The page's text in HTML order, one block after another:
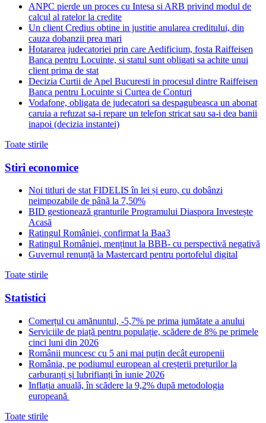
ANPC pierde un proces cu Intesa si ARB privind modul de
calcul al ratelor la credite
Un client Credius obtine in justitie anularea creditului, din
cauza dobanzii prea mari
Hotararea judecatoriei prin care Aedificium, fosta Raiffeisen
Banca pentru Locuinte, si statul sunt obligati sa achite unui
client prima de stat
Decizia Curtii de Apel Bucuresti in procesul dintre Raiffeisen
Banca pentru Locuinte si Curtea de Conturi
Vodafone, obligata de judecatori sa despagubeasca un abonat
caruia a refuzat sa-i repare un telefon stricat sau sa-i dea banii
inapoi (decizia instantei)
Toate stirile
Stiri economice
Noi titluri de stat FIDELIS în lei și euro, cu dobânzi
neimpozabile de pânã la 7,50%
BID gestionează granturile Programului Diaspora Investește
Acasă
Ratingul României, confirmat la Baa3
Ratingul României, menținut la BBB- cu perspectivă negativă
Guvernul renunță la Mastercard pentru portofelul digital
Toate stirile
Statistici
Comerțul cu amănuntul, -5,7% pe prima jumătate a anului
Serviciile de piață pentru populație, scădere de 8% pe primele
cinci luni din 2026
Românii muncesc cu 5 ani mai puțin decât europenii
România, pe podiumul european al creșterii prețurilor la
carburanți și lubrifianți în iunie 2026
Inflația anuală, în scădere la 9,2% după metodologia
europeană
Toate stirile